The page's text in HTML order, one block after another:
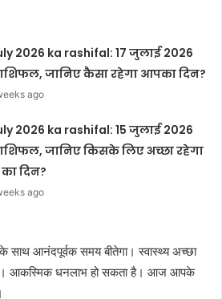
2026 ka rashifal: 17 जुलाई 2026
जानिए कैसा रहेगा आपका दिन?
ago
2026 ka rashifal: 15 जुलाई 2026
जानिए किसके लिए अच्छा रहेगा
दिन?
ago
के साथ आनंदपूर्वक समय बीतेगा। स्वास्थ्य अच्छा
आकस्मिक धनलाभ हो सकता है। आज आपके